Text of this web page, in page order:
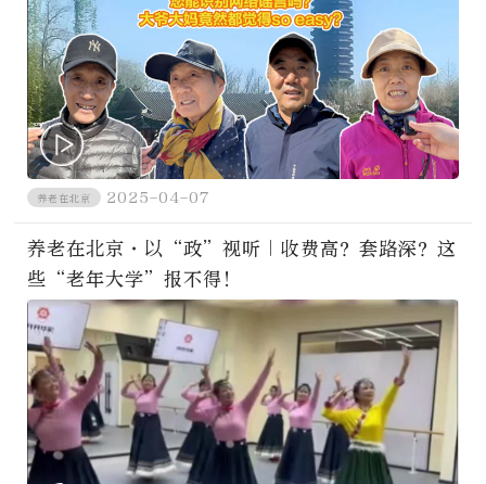
养老在北京 2025-04-07
养老在北京·以“政”视听｜收费高？套路深？这
些“老年大学”报不得！